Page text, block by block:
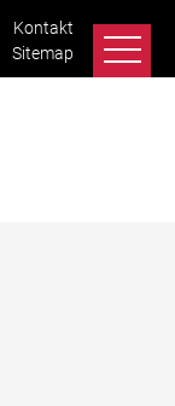
Kontakt
Sitemap